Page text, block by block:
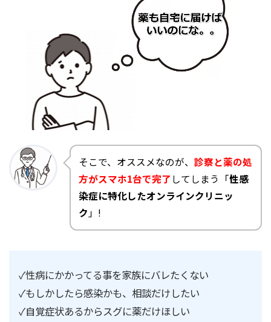
そこで、オススメなのが、 診察と薬の処
方がスマホ1台で完了してしまう「性感
染症に特化したオンラインクリニッ
ク 」!
✓性病にかかってる事を家族にバレたくない
✓もしかしたら感染かも、相談だけしたい
✓自覚症状あるからスグに薬だけほしい